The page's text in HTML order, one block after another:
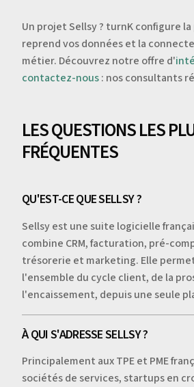
Un projet Sellsy ? turnK configure
reprend vos données et la
métier. Découvrez notre offre d'
contactez-nous: nos consultants
LES QUESTIONS LES
FRÉQUENTES
QU'EST-CE QUE SELLSY ?
Sellsy est une suite logicielle
combine CRM, facturation, pré-
trésorerie et marketing. Elle
l'ensemble du cycle client, de la
l'encaissement, depuis une seule
À QUI S'ADRESSE SELLSY ?
Principalement aux TPE et PME
sociétés de services, startups en